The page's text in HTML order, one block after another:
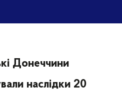
Донеччини
наслідки 20